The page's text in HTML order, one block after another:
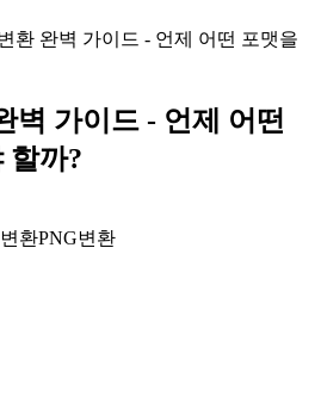
환 완벽 가이드 - 언제 어떤 포맷을
벽 가이드 - 언제 어떤
할까?
환PNG변환